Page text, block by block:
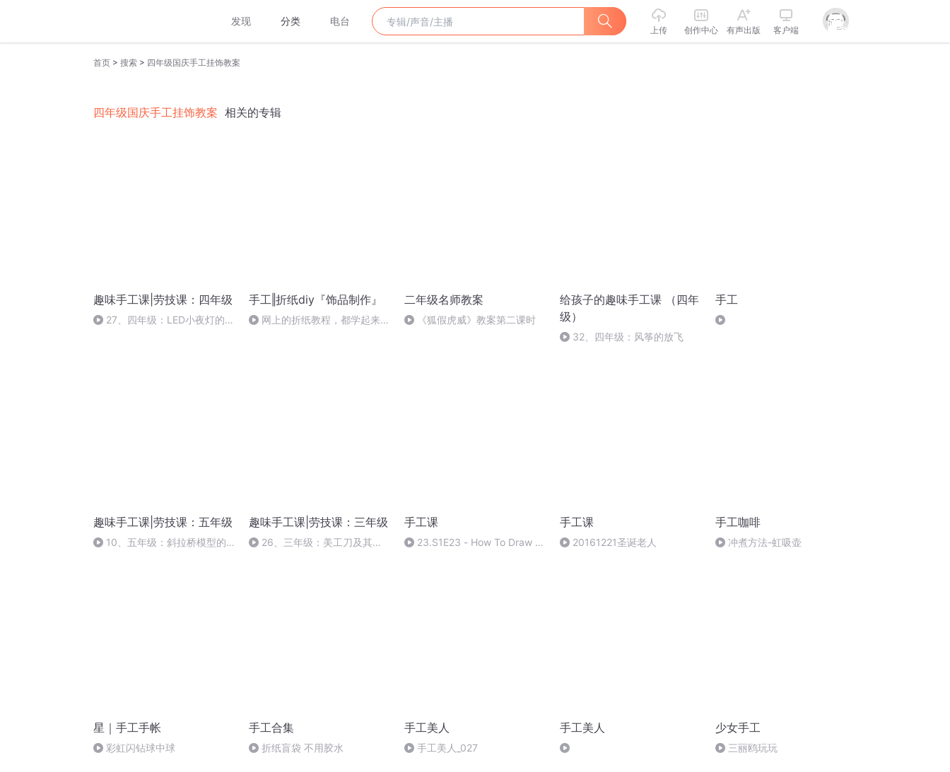
发现 分类 电台
上传 创作中心 有声出版 客户端
首页 > 搜索 > 四年级国庆手工挂饰教案
四年级国庆手工挂饰教案 相关的专辑
趣味手工课|劳技课：四年级
27、四年级：LED小夜灯的设
手工‖折纸diy『饰品制作』
网上的折纸教程，都学起来
二年级名师教案
《狐假虎威》教案第二课时
给孩子的趣味手工课 （四年
级）
32、四年级：风筝的放飞
手工
趣味手工课|劳技课：五年级
10、五年级：斜拉桥模型的
趣味手工课|劳技课：三年级
26、三年级：美工刀及其使
手工课
23.S1E23 - How To Draw A
手工课
20161221圣诞老人
手工咖啡
冲煮方法-虹吸壶
星｜手工手帐
彩虹闪钻球中球
手工合集
折纸盲袋 不用胶水
手工美人
手工美人_027
手工美人 少女手工
三丽鸥玩玩